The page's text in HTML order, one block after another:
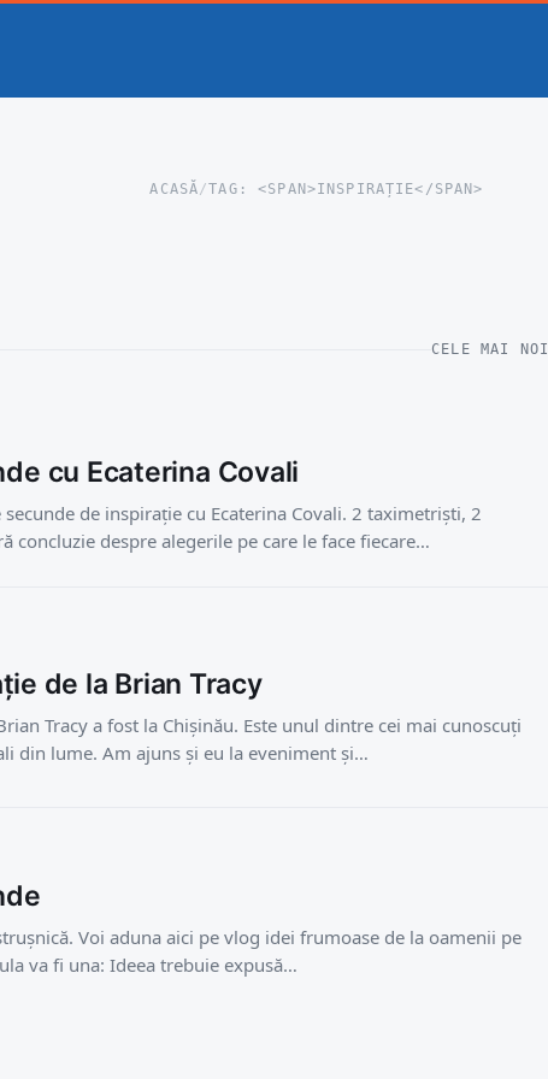
ACASĂ/TAG: <SPAN>INSPIRAȚIE</SPAN>
CELE MAI NOI
cu Ecaterina Covali
de inspirație cu Ecaterina Covali. 2 taximetriști, 2
concluzie despre alegerile pe care le face fiecare…
de la Brian Tracy
Tracy a fost la Chișinău. Este unul dintre cei mai cunoscuți
din lume. Am ajuns și eu la eveniment și…
Voi aduna aici pe vlog idei frumoase de la oamenii pe
va fi una: Ideea trebuie expusă…